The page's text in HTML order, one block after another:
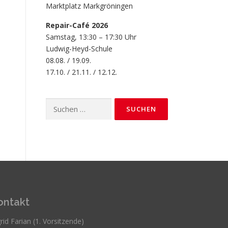
Marktplatz Markgröningen
Repair-Café 2026
Samstag, 13:30 – 17:30 Uhr
Ludwig-Heyd-Schule
08.08. / 19.09.
17.10. / 21.11. / 12.12.
nach:
Farian (1. Vorsitzende)